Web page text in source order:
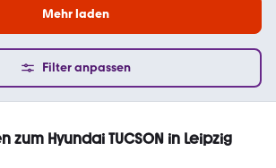
Mehr laden
Filter anpassen
zum Hyundai TUCSON in Leipzig